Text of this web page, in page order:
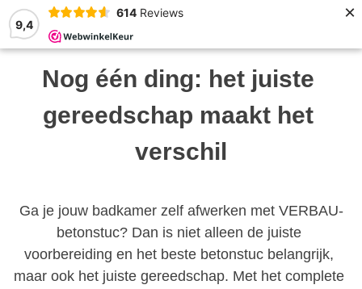
9,4
614 Reviews ×
Nog één ding: het juiste
gereedschap maakt het
verschil
Ga je jouw badkamer zelf afwerken met VERBAU-
betonstuc? Dan is niet alleen de juiste
voorbereiding en het beste betonstuc belangrijk,
maar ook het juiste gereedschap. Met het complete